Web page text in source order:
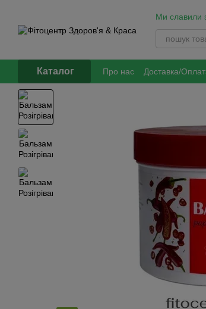
Ми славили
Каталог Про нас Доставка/
Обмін та повернення